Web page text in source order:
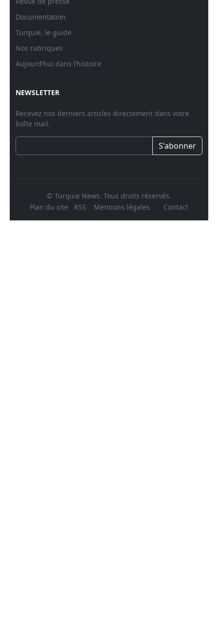
Documentation
Turquie, le guide
Nos rubriques
Aujourd’hui dans l’histoire
NEWSLETTER
Recevez nos derniers articles directement dans votre
boîte mail.
S'abonner
© Turquie News. Tous droits réservés.
Plan du site
RSS Mentions légales Contact